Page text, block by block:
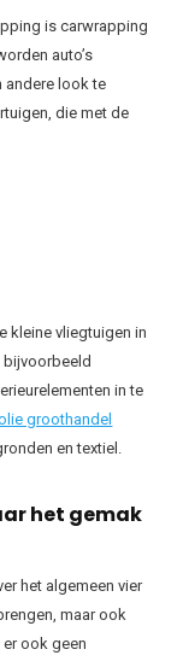
is carwrapping
auto’s
andere look te
die met de
kleine vliegtuigen in
in te
groothandel
en textiel.
het gemak
het algemeen vier
maar ook
ook geen